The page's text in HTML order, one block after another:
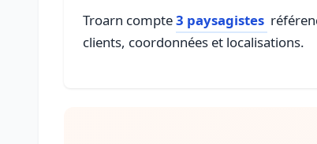
Troarn compte3 paysagistes
clients, coordonnées et localisations.